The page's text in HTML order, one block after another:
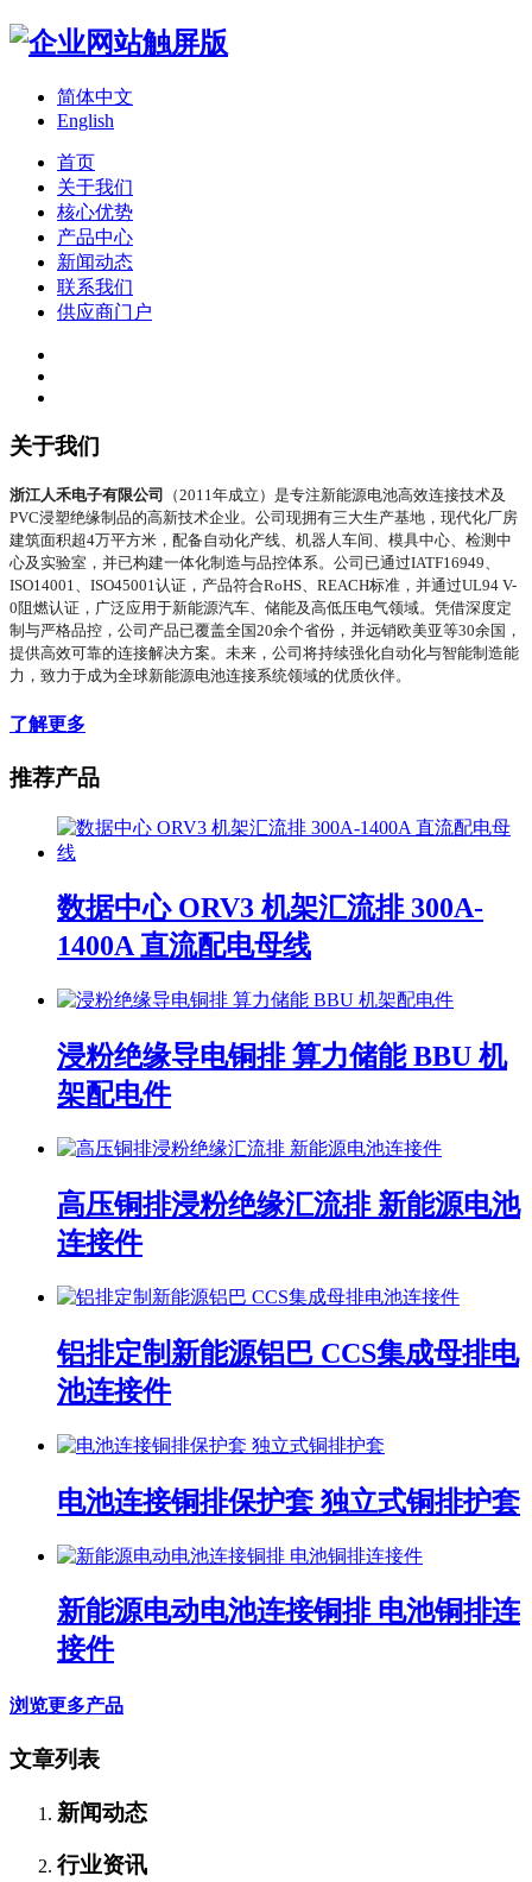
简体中文
English
首页
关于我们
核心优势
产品中心
新闻动态
联系我们
供应商门户
关于我们
浙江人禾电子有限公司
（2011年成立）是专注新能源电池高效连接技术及
PVC浸塑绝缘制品的高新技术企业。公司现拥有三大生产基地，现代化厂房
建筑面积超4万平方米，配备自动化产线、机器人车间、模具中心、检测中
心及实验室，并已构建一体化制造与品控体系。公司已通过IATF16949、
ISO14001、ISO45001认证，产品符合RoHS、REACH标准，并通过UL94 V-
0阻燃认证，广泛应用于新能源汽车、储能及高低压电气领域。凭借深度定
制与严格品控，公司产品已覆盖全国20余个省份，并远销欧美亚等30余国，
提供高效可靠的连接解决方案。未来，公司将持续强化自动化与智能制造能
力，致力于成为全球新能源电池连接系统领域的优质伙伴。
了解更多
推荐产品
数据中心 ORV3 机架汇流排 300A-
1400A 直流配电母线
浸粉绝缘导电铜排 算力储能 BBU 机
架配电件
高压铜排浸粉绝缘汇流排 新能源电池
连接件
铝排定制新能源铝巴 CCS集成母排电
池连接件
电池连接铜排保护套 独立式铜排护套
新能源电动电池连接铜排 电池铜排连
接件
浏览更多产品
文章列表
新闻动态
行业资讯